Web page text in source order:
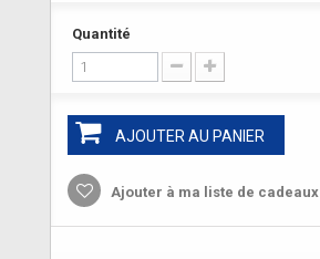
Quantité
AJOUTER AU PANIER
Ajouter à ma liste de cadeaux